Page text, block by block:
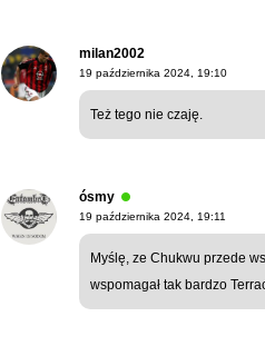
milan2002
19 października 2024, 19:10
Też tego nie czaję.
ósmy
19 października 2024, 19:11
Myślę, ze Chukwu przede
wspomagał tak bardzo